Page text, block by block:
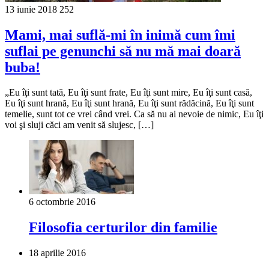
13 iunie 2018 252
Mami, mai suflă-mi în inimă cum îmi
suflai pe genunchi să nu mă mai doară
buba!
„Eu îţi sunt tată, Eu îţi sunt frate, Eu îţi sunt mire, Eu îţi sunt casă,
Eu îţi sunt hrană, Eu îţi sunt hrană, Eu îţi sunt rădăcină, Eu îţi sunt
temelie, sunt tot ce vrei când vrei. Ca să nu ai nevoie de nimic, Eu îţi
voi şi sluji căci am venit să slujesc, […]
6 octombrie 2016
Filosofia certurilor din familie
18 aprilie 2016